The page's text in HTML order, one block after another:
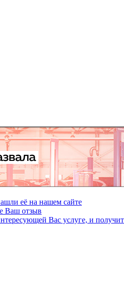
её на нашем сайте
Ваш отзыв
Вас услуге, и